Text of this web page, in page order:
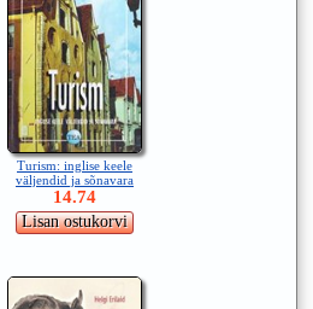
Turism: inglise keele
väljendid ja sõnavara
14.74